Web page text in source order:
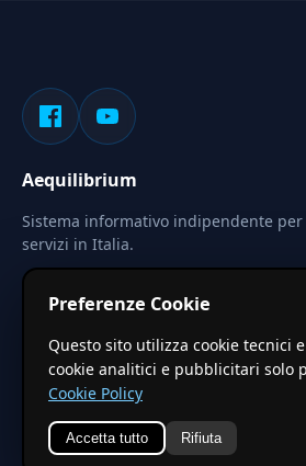
Aequilibrium
Sistema informativo indipendente
servizi in Italia.
Le stime pubblicate sono calcolate
territoriali regionali applicati a valori
costituiscono preventivo ufficiale.
© 2026 Aequilibrium — Un progetto
Preferenze Cookie
Questo sito utilizza cookie tecnici
cookie analitici e pubblicitari solo
Cookie Policy
Accetta tutto Rifiuta